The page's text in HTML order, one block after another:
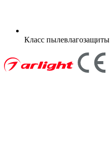
Класс пылевлагозащиты